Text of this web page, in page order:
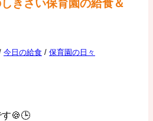
きさい保育園の給食＆
今日の給食 /保育園の日々
🍪🕒